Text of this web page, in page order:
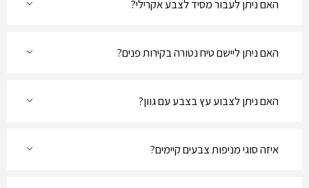
האם ניתן לעבור מסיד לצבע אקרילי?
האם ניתן ליישם טיח נטורה בקירות פנים?
האם ניתן לצבוע עץ בצבע עם גוון?
איזה סוגי מניפות צבעים קיימים?